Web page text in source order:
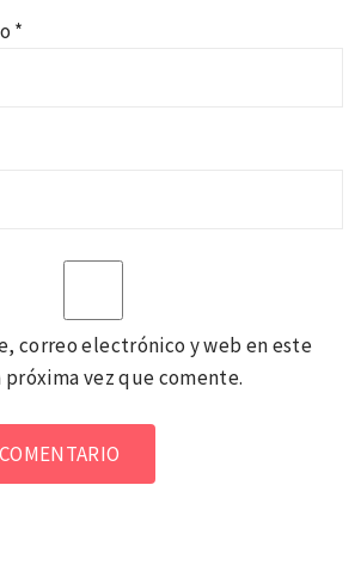
*
correo electrónico y web en este
próxima vez que comente.